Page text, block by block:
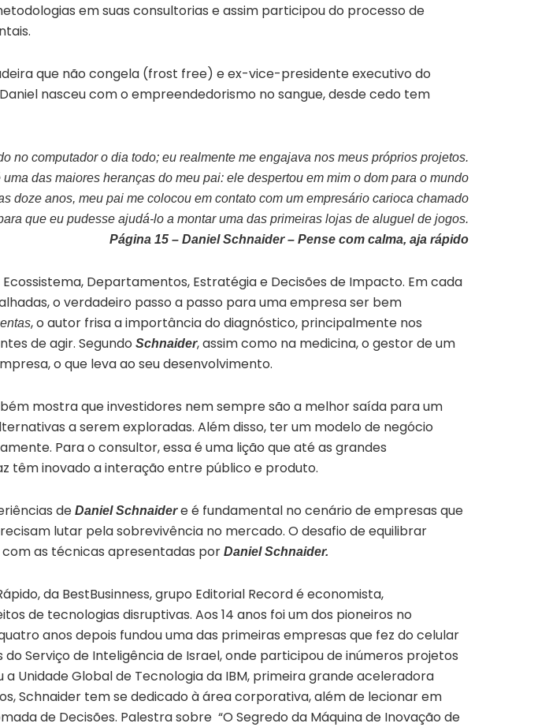
em suas consultorias e assim participou do processo de
que não congela (frost free) e ex-vice-presidente executivo do
nasceu com o empreendedorismo no sangue, desde cedo tem
no computador o dia todo; eu realmente me engajava nos meus próprios projetos.
das maiores heranças do meu pai: ele despertou em mim o dom para o mundo
doze anos, meu pai me colocou em contato com um empresário carioca chamado
que eu pudesse ajudá-lo a montar uma das primeiras lojas de aluguel de jogos.
Página 15 – Daniel Schnaider – Pense com calma, aja rápido
Departamentos, Estratégia e Decisões de Impacto. Em cada
o verdadeiro passo a passo para uma empresa ser bem
, o autor frisa a importância do diagnóstico, principalmente nos
de agir. Segundo Schnaider, assim como na medicina, o gestor de um
o que leva ao seu desenvolvimento.
mostra que investidores nem sempre são a melhor saída para um
a serem exploradas. Além disso, ter um modelo de negócio
Para o consultor, essa é uma lição que até as grandes
têm inovado a interação entre público e produto.
de Daniel Schnaidere é fundamental no cenário de empresas que
lutar pela sobrevivência no mercado. O desafio de equilibrar
as técnicas apresentadas por Daniel Schnaider.
da BestBusinness, grupo Editorial Record é economista,
de tecnologias disruptivas. Aos 14 anos foi um dos pioneiros no
anos depois fundou uma das primeiras empresas que fez do celular
Serviço de Inteligência de Israel, onde participou de inúmeros projetos
Unidade Global de Tecnologia da IBM, primeira grande aceleradora
Schnaider tem se dedicado à área corporativa, além de lecionar em
de Decisões. Palestra sobre “O Segredo da Máquina de Inovação de